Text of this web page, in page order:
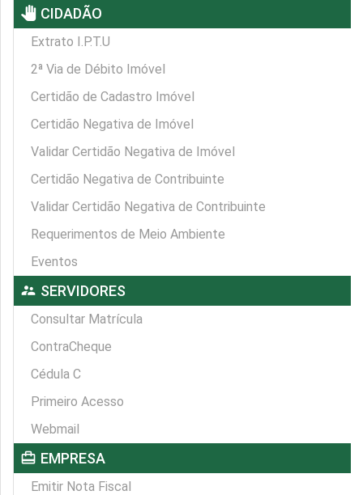
pan_tool CIDADÃO
Extrato I.P.T.U
2ª Via de Débito Imóvel
Certidão de Cadastro Imóvel
Certidão Negativa de Imóvel
Validar Certidão Negativa de Imóvel
Certidão Negativa de Contribuinte
Validar Certidão Negativa de Contribuinte
Requerimentos de Meio Ambiente
Eventos
supervisor_account SERVIDORES
Consultar Matrícula
ContraCheque
Cédula C
Primeiro Acesso
Webmail
card_travel EMPRESA
Emitir Nota Fiscal